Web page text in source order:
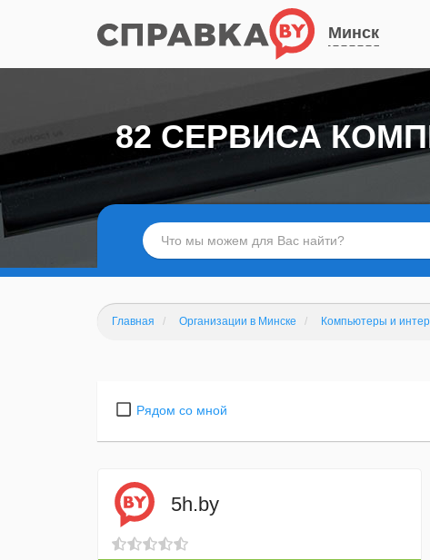
Минск
82 СЕРВИСА
Главная Организации в Минске Компьютеры и
Рядом со мной
5h.by